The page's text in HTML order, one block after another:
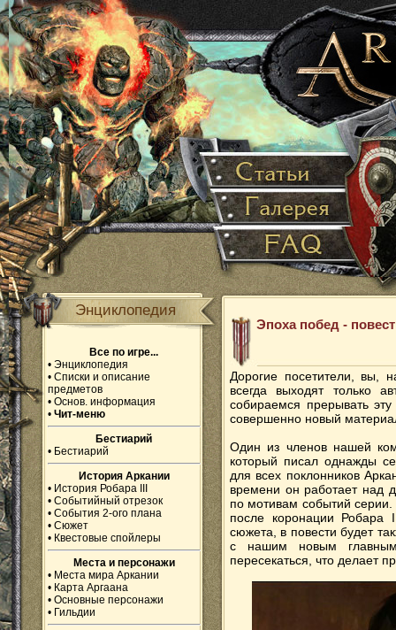
Энциклопедия
Все по игре...
• Энциклопедия
• Списки и описание
предметов
• Основ. информация
• Чит-меню
Бестиарий
• Бестиарий
История Аркании
• История Робара III
• Событийный отрезок
• События 2-ого плана
• Сюжет
• Квестовые спойлеры
Места и персонажи
• Места мира Аркании
• Карта Аргаана
• Основные персонажи
• Гильдии
Эпоха побед -
Дорогие посетители, вы,
всегда выходят только
собираемся прерывать
совершенно новый
Один из членов нашей
который писал однажды
для всех поклонников
времени он работает над
по мотивам событий серии.
после коронации Робара
сюжета, в повести будет
с нашим новым главным
пересекаться, что делает